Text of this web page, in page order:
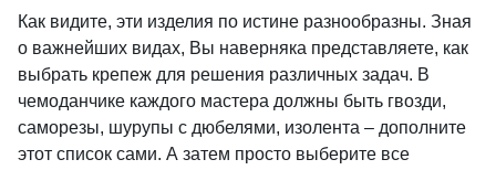
Как видите, эти изделия по истине разнообразны. Зная
о важнейших видах, Вы наверняка представляете, как
выбрать крепеж для решения различных задач. В
чемоданчике каждого мастера должны быть гвозди,
саморезы, шурупы с дюбелями, изолента – дополните
этот список сами. А затем просто выберите все